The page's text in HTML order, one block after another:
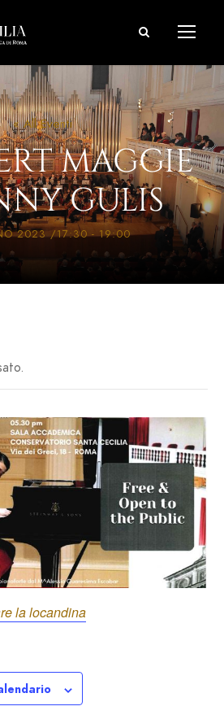
« All Eventi
MAGGIE
GULIS
2023 /17:30-19:00
la locandina